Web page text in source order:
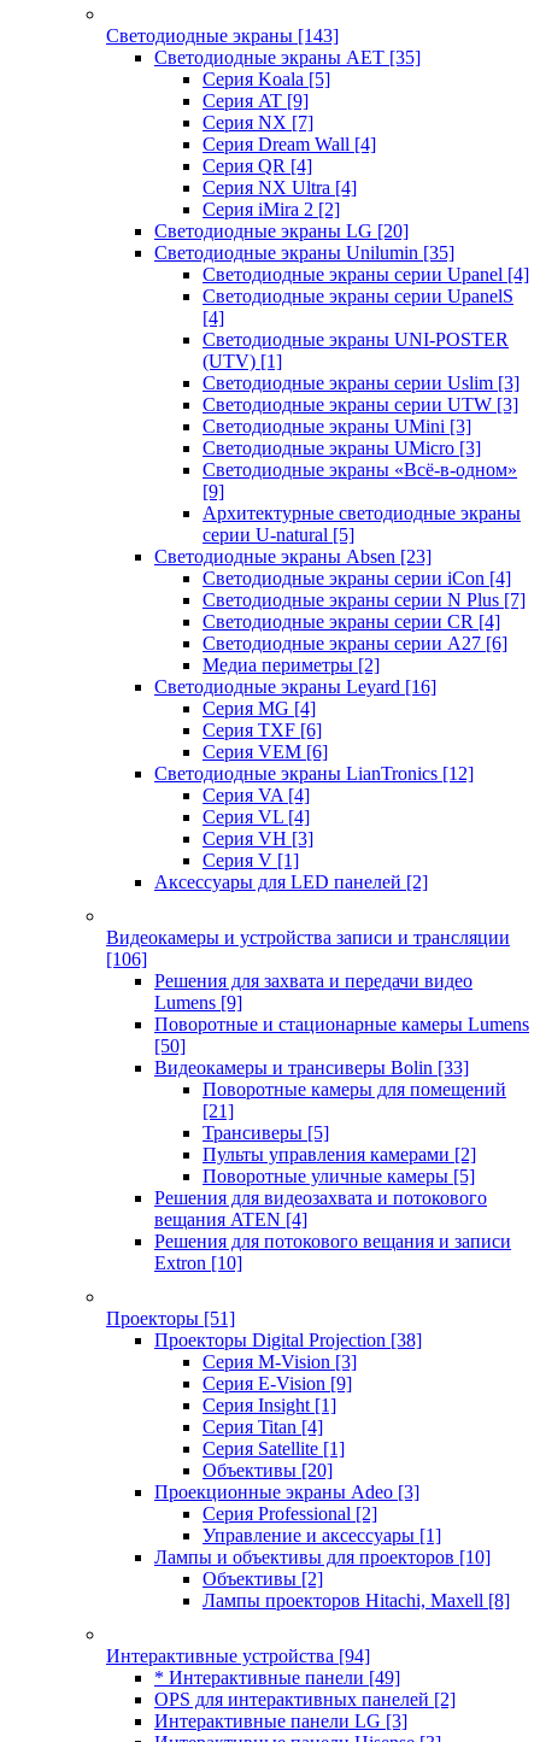
Светодиодные экраны [143]
Светодиодные экраны AET [35]
Cерия Koala [5]
Серия AT [9]
Серия NX [7]
Серия Dream Wall [4]
Серия QR [4]
Серия NX Ultra [4]
Серия iMira 2 [2]
Светодиодные экраны LG [20]
Светодиодные экраны Unilumin [35]
Светодиодные экраны серии Upanel [4]
Светодиодные экраны серии UpanelS
[4]
Светодиодные экраны UNI-POSTER
(UTV) [1]
Светодиодные экраны серии Uslim [3]
Светодиодные экраны серии UTW [3]
Светодиодные экраны UMini [3]
Светодиодные экраны UMicro [3]
Светодиодные экраны «Всё-в-одном»
[9]
Архитектурные светодиодные экраны
серии U-natural [5]
Светодиодные экраны Absen [23]
Светодиодные экраны серии iCon [4]
Светодиодные экраны серии N Plus [7]
Светодиодные экраны серии CR [4]
Светодиодные экраны серии А27 [6]
Медиа периметры [2]
Светодиодные экраны Leyard [16]
Серия MG [4]
Серия TXF [6]
Серия VEM [6]
Светодиодные экраны LianTronics [12]
Серия VA [4]
Серия VL [4]
Серия VH [3]
Серия V [1]
Аксессуары для LED панелей [2]
Видеокамеры и устройства записи и трансляции
[106]
Решения для захвата и передачи видео
Lumens [9]
Поворотные и стационарные камеры Lumens
[50]
Видеокамеры и трансиверы Bolin [33]
Поворотные камеры для помещений
[21]
Трансиверы [5]
Пульты управления камерами [2]
Поворотные уличные камеры [5]
Решения для видеозахвата и потокового
вещания ATEN [4]
Решения для потокового вещания и записи
Extron [10]
Проекторы [51]
Проекторы Digital Projection [38]
Серия M-Vision [3]
Серия E-Vision [9]
Серия Insight [1]
Серия Titan [4]
Серия Satellite [1]
Объективы [20]
Проекционные экраны Adeo [3]
Серия Professional [2]
Управление и аксессуары [1]
Лампы и объективы для проекторов [10]
Объективы [2]
Лампы проекторов Hitachi, Maxell [8]
Интерактивные устройства [94]
* Интерактивные панели [49]
OPS для интерактивных панелей [2]
Интерактивные панели LG [3]